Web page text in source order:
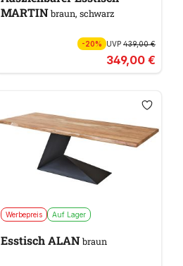
MARTINbraun, schwarz
-20% UVP 439,00 €
349,00 €
Werbepreis Auf Lager
Esstisch ALANbraun